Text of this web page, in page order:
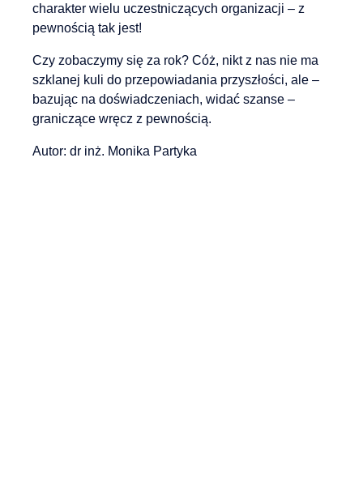
charakter wielu uczestniczących organizacji – z
pewnością tak jest!
Czy zobaczymy się za rok? Cóż, nikt z nas nie ma
szklanej kuli do przepowiadania przyszłości, ale –
bazując na doświadczeniach, widać szanse –
graniczące wręcz z pewnością.
Autor: dr inż. Monika Partyka